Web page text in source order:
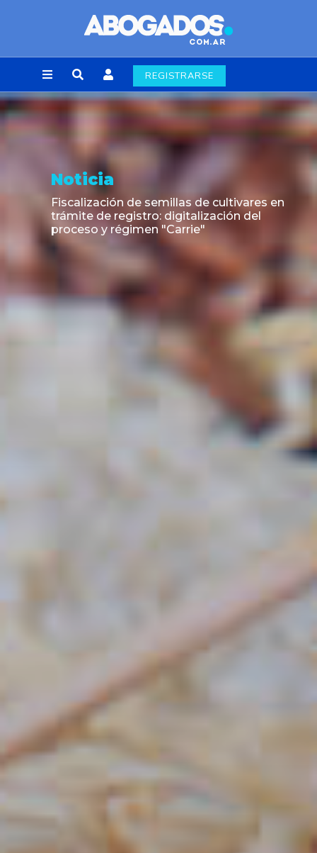
REGISTRARSE
Opinión
Cuando el orden público laboral entra al
mercado de pases: un fallo que puede
cambiar las transferencias de futbolistas